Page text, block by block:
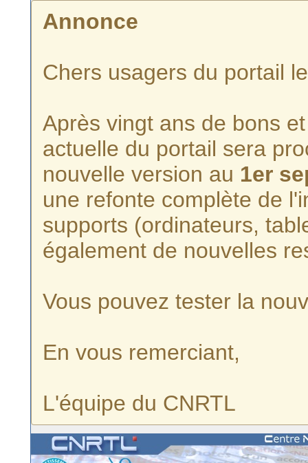
Annonce
Chers usagers du portail
Après vingt ans de bons
actuelle du portail sera
nouvelle version au 1er
une refonte complète de
supports (ordinateurs,
également de nouvelles
Vous pouvez tester la
En vous remerciant,
L'équipe du CNRTL